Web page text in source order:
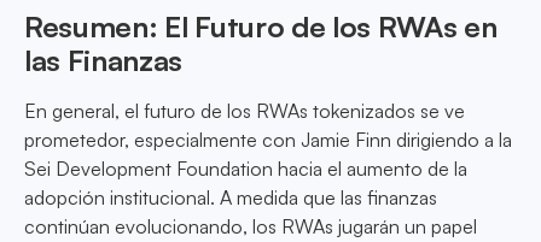
Resumen: El Futuro de los RWAs en
las Finanzas
En general, el futuro de los RWAs tokenizados se ve
prometedor, especialmente con Jamie Finn dirigiendo a la
Sei Development Foundation hacia el aumento de la
adopción institucional. A medida que las finanzas
continúan evolucionando, los RWAs jugarán un papel